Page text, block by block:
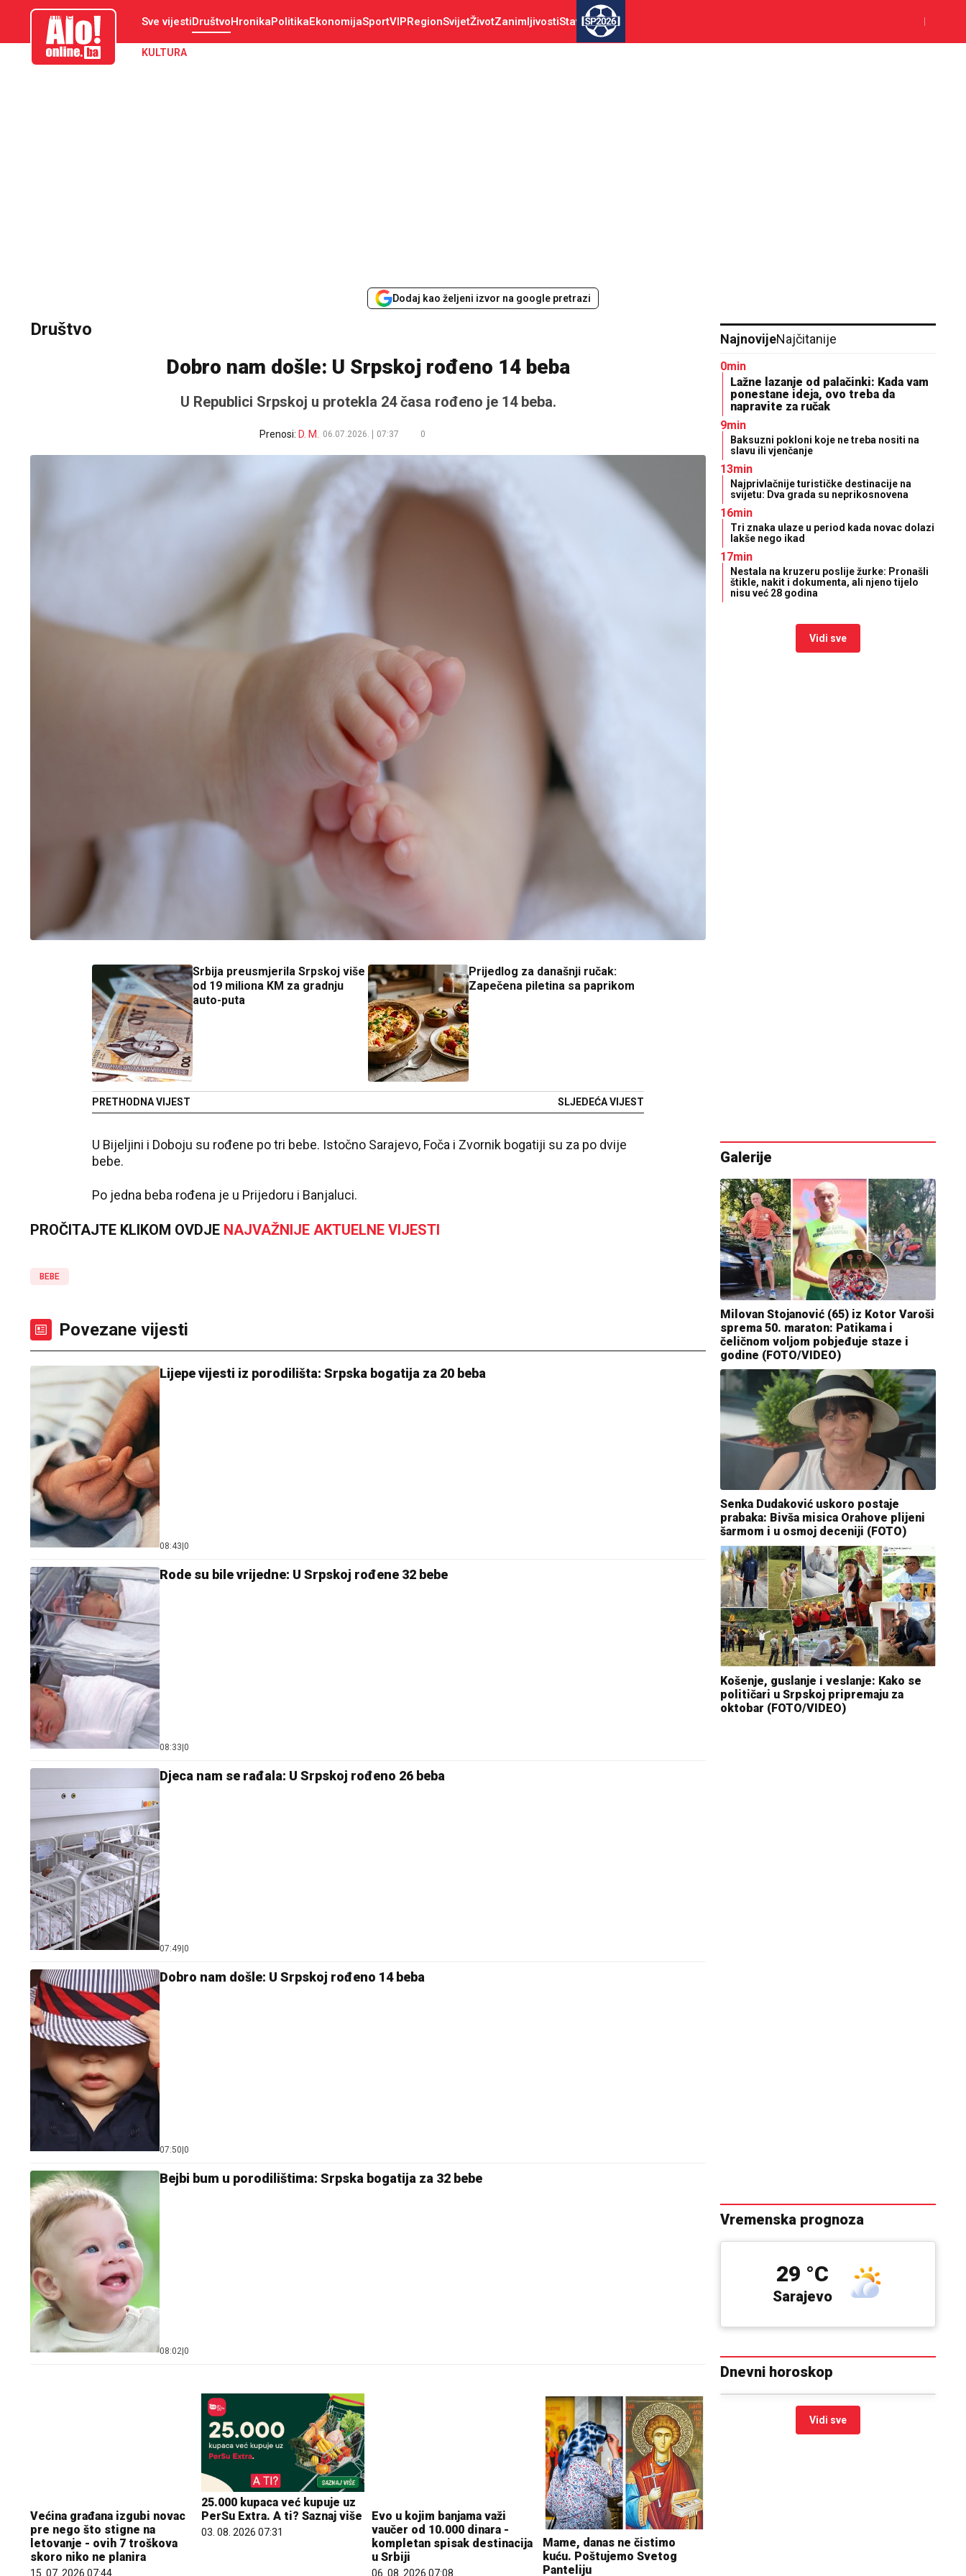
aloonline.ba Sve vijestiDruštvoHronikaPolitikaEkonomijaSportVIPRegionSvijetŽivotZanimljivostiStav SP2026
KULTURA
Dodaj kao željeni izvor na google pretrazi
Društvo
Dobro nam došle: U Srpskoj rođeno 14 beba
U Republici Srpskoj u protekla 24 časa rođeno je 14 beba.
Prenosi: D. M. 06.07.2026. 07:37 0
Srbija preusmjerila Srpskoj više
od 19 miliona KM za gradnju
auto-puta
PRETHODNA VIJEST
Prijedlog za današnji ručak:
Zapečena piletina sa paprikom
SLJEDEĆA VIJEST
U Bijeljini i Doboju su rođene po tri bebe. Istočno Sarajevo, Foča i Zvornik bogatiji su za po dvije
bebe.
Po jedna beba rođena je u Prijedoru i Banjaluci.
PROČITAJTE KLIKOM OVDJE NAJVAŽNIJE AKTUELNE VIJESTI
BEBE
Povezane vijesti
Lijepe vijesti iz porodilišta: Srpska bogatija za 20 beba
08:43 0
Rode su bile vrijedne: U Srpskoj rođene 32 bebe
08:33 0
Djeca nam se rađala: U Srpskoj rođeno 26 beba
07:49 0
Dobro nam došle: U Srpskoj rođeno 14 beba
07:50 0
Bejbi bum u porodilištima: Srpska bogatija za 32 bebe
08:02 0
pre nego što stigne na
letovanje - ovih 7 troškova
skoro niko ne planira
15. 07. 2026 07:44
25.000 kupaca već kupuje uz
PerSu Extra. A ti? Saznaj više
03. 08. 2026 07:31
vaučer od 10.000 dinara -
kompletan spisak destinacija
u Srbiji
06. 08. 2026 07:08
Mame, danas ne čistimo
kuću. Poštujemo Svetog
Panteliju
NajnovijeNajčitanije
0min
Lažne lazanje od palačinki: Kada vam
ponestane ideja, ovo treba da
napravite za ručak
9min
Baksuzni pokloni koje ne treba nositi na
slavu ili vjenčanje
13min
Najprivlačnije turističke destinacije na
svijetu: Dva grada su neprikosnovena
16min
Tri znaka ulaze u period kada novac dolazi
lakše nego ikad
17min
Nestala na kruzeru poslije žurke: Pronašli
štikle, nakit i dokumenta, ali njeno tijelo
nisu već 28 godina
Vidi sve
Galerije
Milovan Stojanović (65) iz Kotor Varoši
sprema 50. maraton: Patikama i
čeličnom voljom pobjeđuje staze i
godine (FOTO/VIDEO)
Senka Dudaković uskoro postaje
prabaka: Bivša misica Orahove plijeni
šarmom i u osmoj deceniji (FOTO)
Košenje, guslanje i veslanje: Kako se
političari u Srpskoj pripremaju za
oktobar (FOTO/VIDEO)
Vremenska prognoza
Sarajevo
29 °C
Dnevni horoskop
Vidi sve